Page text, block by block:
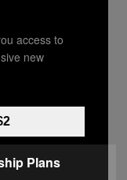
access to
new
Plans